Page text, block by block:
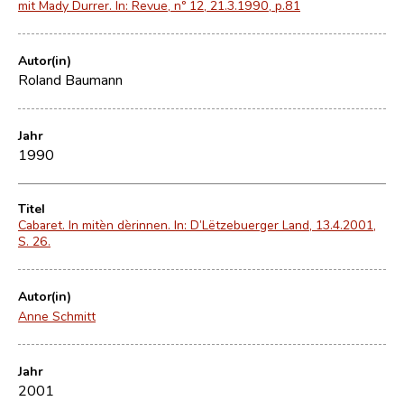
mit Mady Durrer. In: Revue, nº 12, 21.3.1990, p.81
Autor(in)
Roland Baumann
Jahr
1990
Titel
Cabaret. In mitèn dèrinnen. In: D’Lëtzebuerger Land, 13.4.2001,
S. 26.
Autor(in)
Anne Schmitt
Jahr
2001